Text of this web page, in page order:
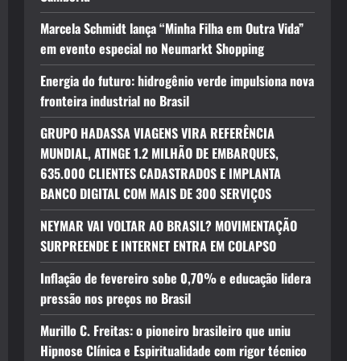
Marcela Schmidt lança “Minha Filha em Outra Vida”
em evento especial no Neumarkt Shopping
Energia do futuro: hidrogênio verde impulsiona nova
fronteira industrial no Brasil
GRUPO HADASSA VIAGENS VIRA REFERÊNCIA
MUNDIAL, ATINGE 1.2 MILHÃO DE EMBARQUES,
635.000 CLIENTES CADASTRADOS E IMPLANTA
BANCO DIGITAL COM MAIS DE 300 SERVIÇOS
NEYMAR VAI VOLTAR AO BRASIL? MOVIMENTAÇÃO
SURPREENDE E INTERNET ENTRA EM COLAPSO
Inflação de fevereiro sobe 0,70% e educação lidera
pressão nos preços no Brasil
Murillo C. Freitas: o pioneiro brasileiro que uniu
Hipnose Clínica e Espiritualidade com rigor técnico